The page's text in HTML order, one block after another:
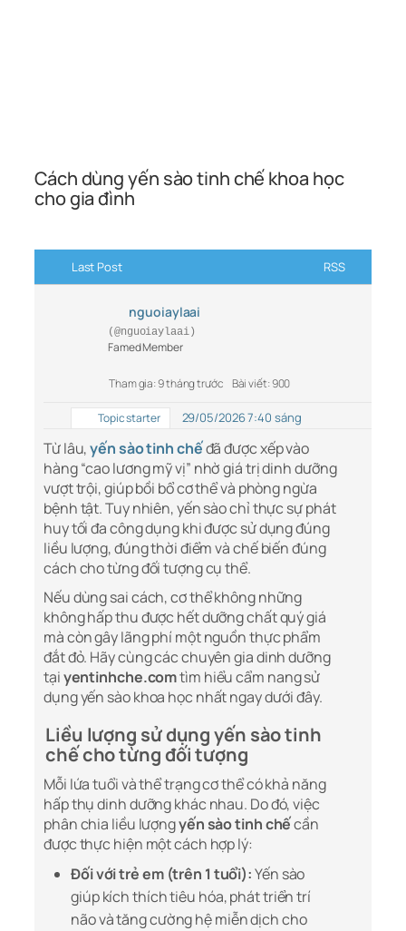
Cách dùng yến sào tinh chế khoa học
cho gia đình
Last Post RSS
nguoiaylaai
(@nguoiaylaai)
Famed Member
Tham gia: 9 tháng trước Bài viết: 900
Topic starter 29/05/2026 7:40 sáng
Từ lâu,yến sào tinh chếđã được xếp vào
hàng “cao lương mỹ vị” nhờ giá trị dinh dưỡng
vượt trội, giúp bồi bổ cơ thể và phòng ngừa
bệnh tật. Tuy nhiên, yến sào chỉ thực sự phát
huy tối đa công dụng khi được sử dụng đúng
liều lượng, đúng thời điểm và chế biến đúng
cách cho từng đối tượng cụ thể.
Nếu dùng sai cách, cơ thể không những
không hấp thu được hết dưỡng chất quý giá
mà còn gây lãng phí một nguồn thực phẩm
đắt đỏ. Hãy cùng các chuyên gia dinh dưỡng
tạiyentinhche.comtìm hiểu cẩm nang sử
dụng yến sào khoa học nhất ngay dưới đây.
Liều lượng sử dụng yến sào tinh
chế cho từng đối tượng
Mỗi lứa tuổi và thể trạng cơ thể có khả năng
hấp thụ dinh dưỡng khác nhau. Do đó, việc
phân chia liều lượngyến sào tinh chếcần
được thực hiện một cách hợp lý:
Đối với trẻ em (trên 1 tuổi):Yến sào
giúp kích thích tiêu hóa, phát triển trí
não và tăng cường hệ miễn dịch cho